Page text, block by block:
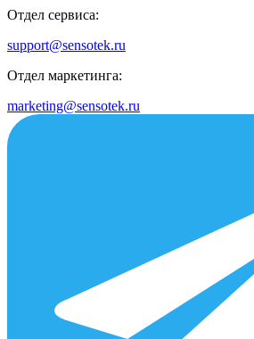
Отдел сервиса:
support@sensotek.ru
Отдел маркетинга:
marketing@sensotek.ru